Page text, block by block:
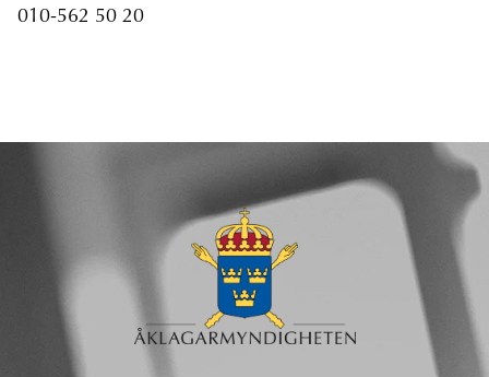
010-562 50 20